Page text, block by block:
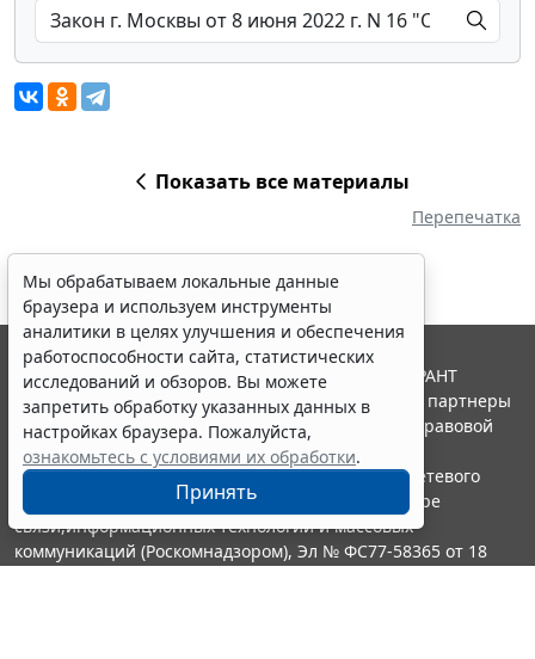
Показать все материалы
Перепечатка
Мы обрабатываем локальные данные
браузера и используем инструменты
аналитики в целях улучшения и обеспечения
работоспособности сайта, статистических
исследований и обзоров. Вы можете
запретить обработку указанных данных в
настройках браузера. Пожалуйста,
ознакомьтесь с условиями их обработки.
Принять
© ООО "НПП "ГАРАНТ-СЕРВИС", 2026. Система ГАРАНТ
выпускается с 1990 года. Компания "Гарант" и ее партнеры
являются участниками Российской ассоциации правовой
информации ГАРАНТ.
Портал ГАРАНТ.РУ зарегистрирован в качестве сетевого
издания Федеральной службой по надзору в сфере
связи,информационных технологий и массовых
коммуникаций (Роскомнадзором), Эл № ФС77-58365 от 18